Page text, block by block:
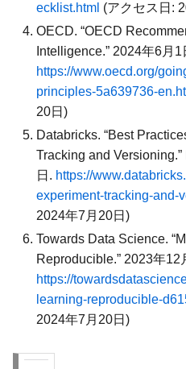
ecklist.html (アクセス日:
OECD. “OECD
Intelligence.” 2024年6月1
https://www.oecd.org/
principles-5a639736-
20日)
Databricks. “Best
Tracking and
日. https://
experiment-tracking-and-
2024年7月20日)
Towards Data Science.
Reproducible.” 2023年12
https://
learning-reproducible-
2024年7月20日)